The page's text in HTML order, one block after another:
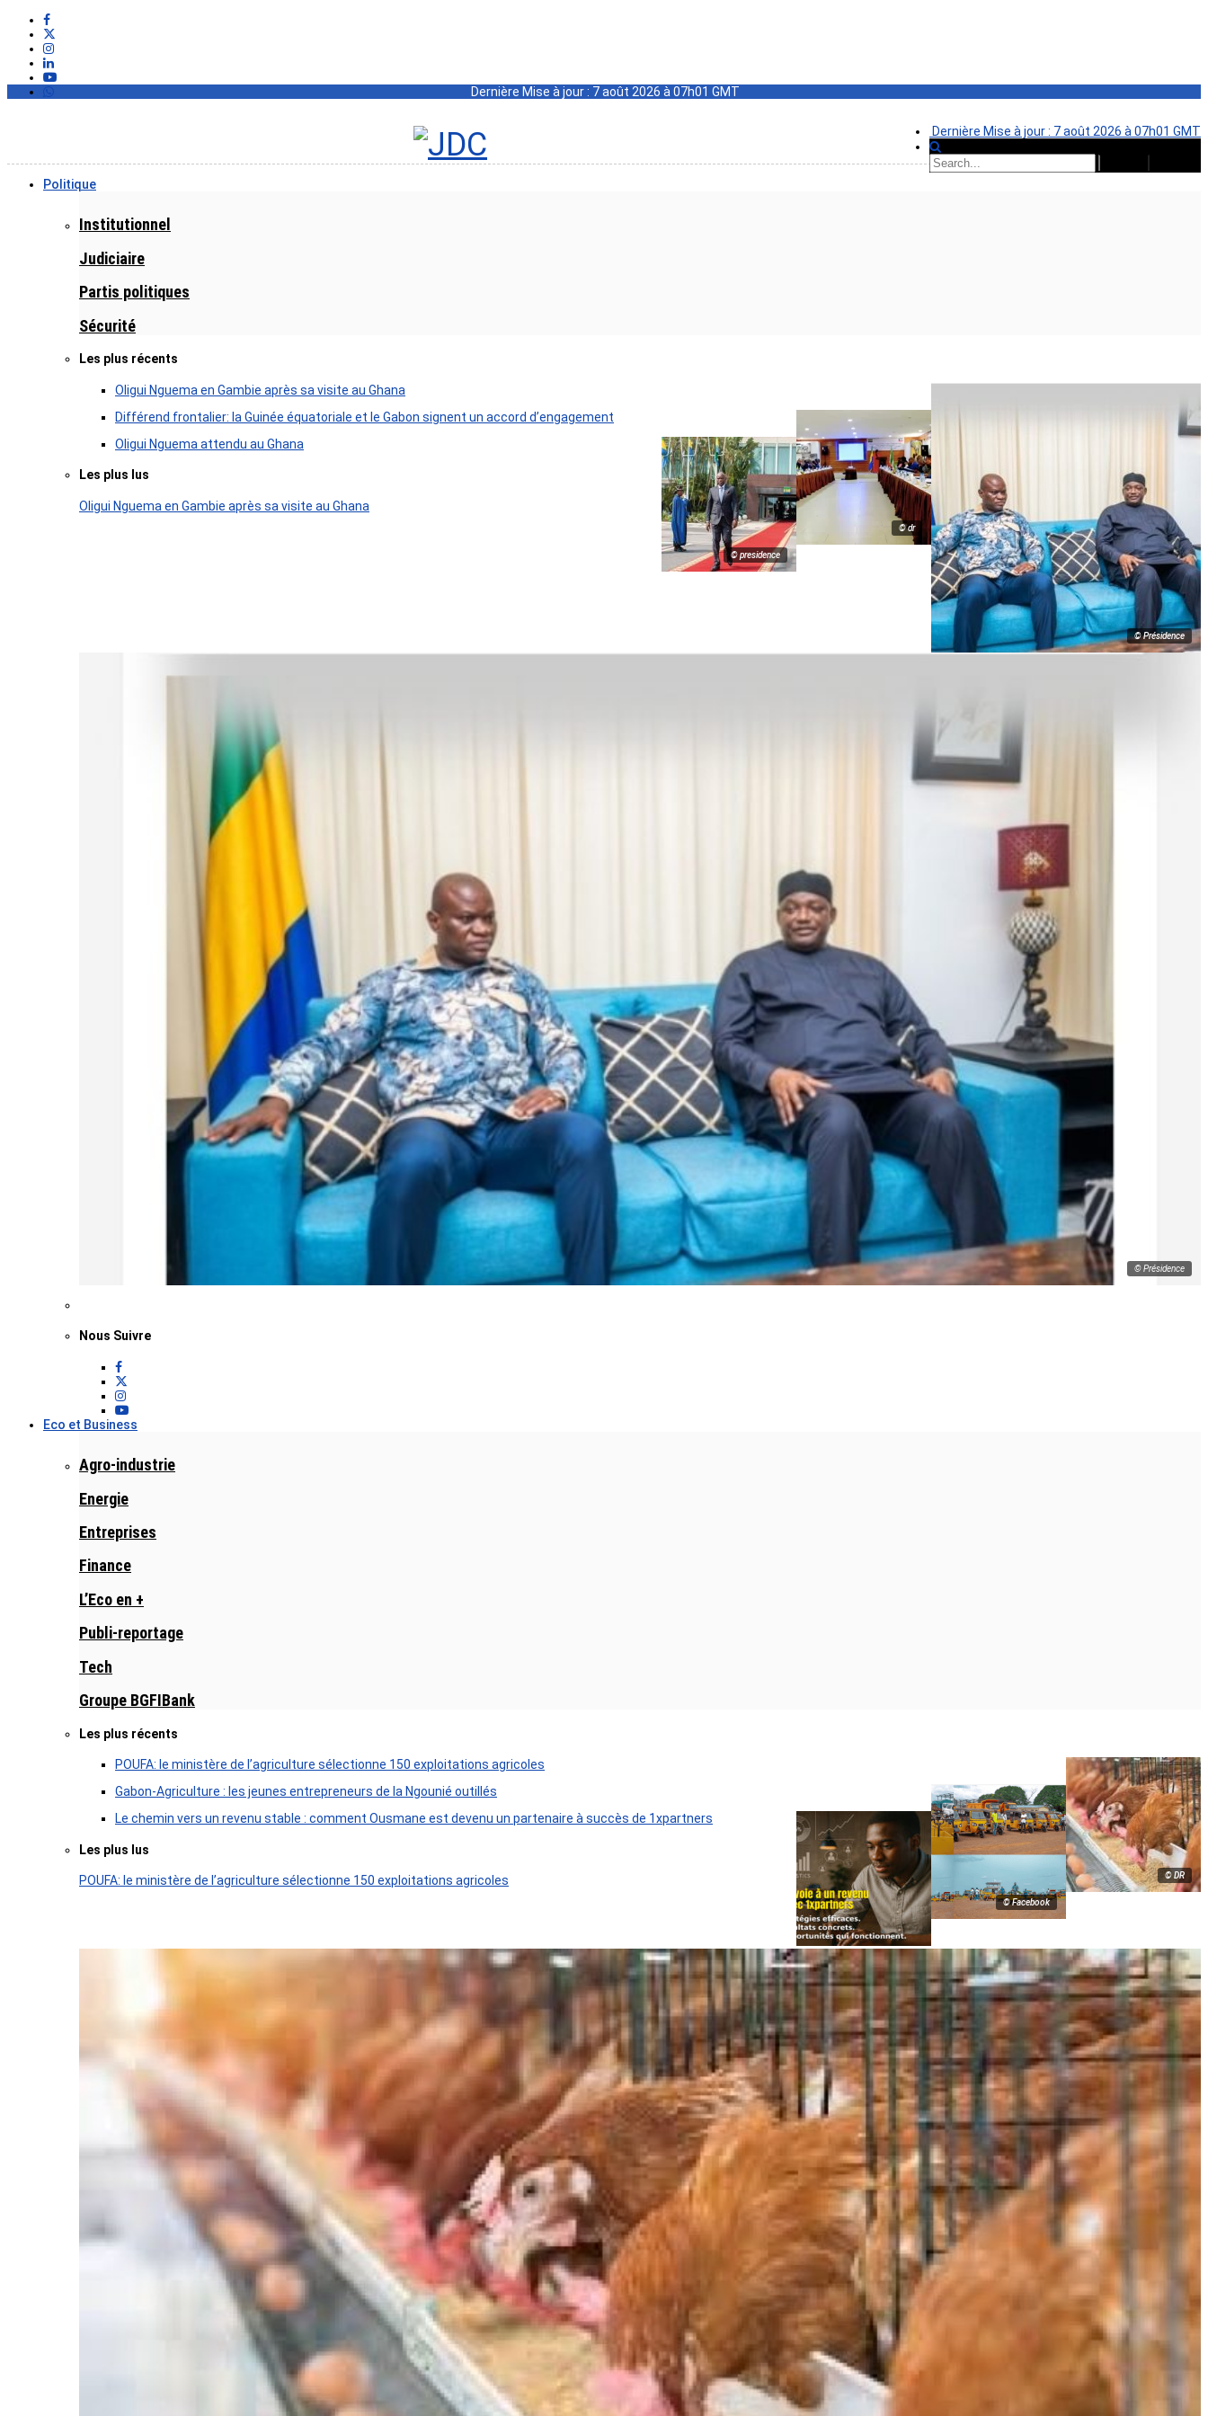
Dernière Mise à jour : 7 août 2026 à 07h01 GMT
Dernière Mise à jour : 7 août 2026 à 07h01 GMT
Politique
Institutionnel
Judiciaire
Partis politiques
Sécurité
Les plus récents
© Présidence
Oligui Nguema en Gambie après sa visite au Ghana
© dr
Différend frontalier: la Guinée équatoriale et le Gabon signent un accord d’engagement
© presidence
Oligui Nguema attendu au Ghana
Les plus lus
Oligui Nguema en Gambie après sa visite au Ghana
© Présidence
Nous Suivre
Eco et Business
Agro-industrie
Energie
Entreprises
Finance
L’Eco en +
Publi-reportage
Tech
Groupe BGFIBank
Les plus récents
© DR
POUFA: le ministère de l’agriculture sélectionne 150 exploitations agricoles
© Facebook
Gabon-Agriculture : les jeunes entrepreneurs de la Ngounié outillés
Le chemin vers un revenu stable : comment Ousmane est devenu un partenaire à succès de 1xpartners
Les plus lus
POUFA: le ministère de l’agriculture sélectionne 150 exploitations agricoles